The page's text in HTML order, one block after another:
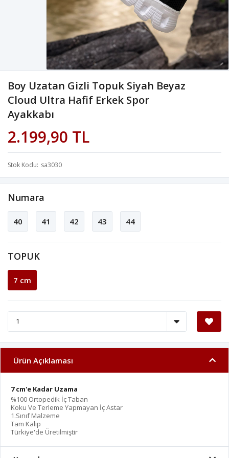
Boy Uzatan Gizli Topuk Siyah Beyaz
Cloud Ultra Hafif Erkek Spor
Ayakkabı
2.199,90 TL
Stok Kodu sa3030
Numara
40 41 42 43 44
TOPUK
7 cm
Ürün Açıklaması
7 cm'e Kadar Uzama
%100 Ortopedik İç Taban
Koku Ve Terleme Yapmayan İç Astar
1.Sınıf Malzeme
Tam Kalıp
Türkiye'de Üretilmiştir